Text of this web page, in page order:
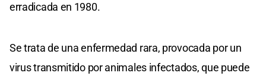
erradicada en 1980.
Se trata de una enfermedad rara, provocada por un
virus transmitido por animales infectados, que puede